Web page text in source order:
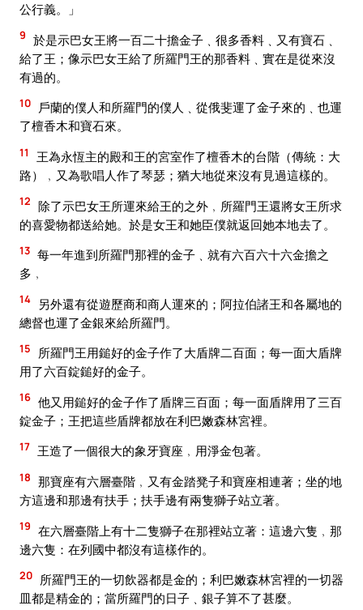
公行義。」
9 於是示巴女王將一百二十擔金子﹑很多香料﹑又有寶石﹑
給了王；像示巴女王給了所羅門王的那香料﹑實在是從來沒
有過的。
10
戶蘭的僕人和所羅門的僕人﹑從俄斐運了金子來的﹑也運
了檀香木和寶石來。
11
王為永恆主的殿和王的宮室作了檀香木的台階（傳統：大
路）﹐又為歌唱人作了琴瑟；猶大地從來沒有見過這樣的。
12 除了示巴女王所運來給王的之外﹐所羅門王還將女王所求
的喜愛物都送給她。於是女王和她臣僕就返回她本地去了。
13 每一年進到所羅門那裡的金子﹑就有六百六十六金擔之
多﹐
14
另外還有從遊歷商和商人運來的；阿拉伯諸王和各屬地的
總督也運了金銀來給所羅門。
15
所羅門王用鎚好的金子作了大盾牌二百面；每一面大盾牌
用了六百錠鎚好的金子。
16 他又用鎚好的金子作了盾牌三百面；每一面盾牌用了三百
錠金子；王把這些盾牌都放在利巴嫩森林宮裡。
17 王造了一個很大的象牙寶座﹐用淨金包著。
18 那寶座有六層臺階﹐又有金踏凳子和寶座相連著；坐的地
方這邊和那邊有扶手；扶手邊有兩隻獅子站立著。
19 在六層臺階上有十二隻獅子在那裡站立著：這邊六隻﹐那
邊六隻：在列國中都沒有這樣作的。
20 所羅門王的一切飲器都是金的；利巴嫩森林宮裡的一切器
皿都是精金的；當所羅門的日子﹑銀子算不了甚麼。